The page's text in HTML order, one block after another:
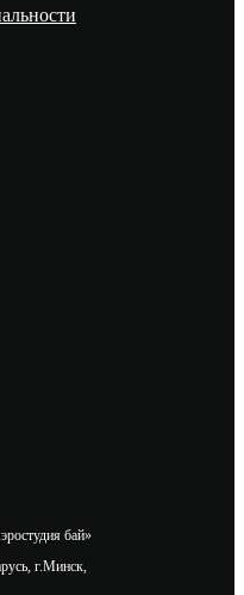
бай»
г.Минск,